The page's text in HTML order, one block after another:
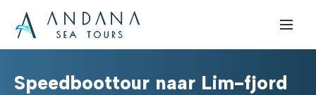
Speedboottour naar Lim-fjord